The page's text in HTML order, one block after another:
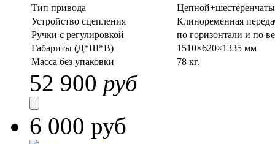
Тип привода
Устройство сцепления
Клиноременная
Ручки с регулировкой
по горизонтали и по
Габариты (Д*Ш*В)
1510×620×1335 мм
Масса без упаковки
78 кг.
52 900 руб
6 000 руб